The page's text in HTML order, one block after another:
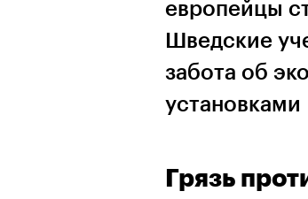
европейцы
Шведские
забота об
установками
Грязь